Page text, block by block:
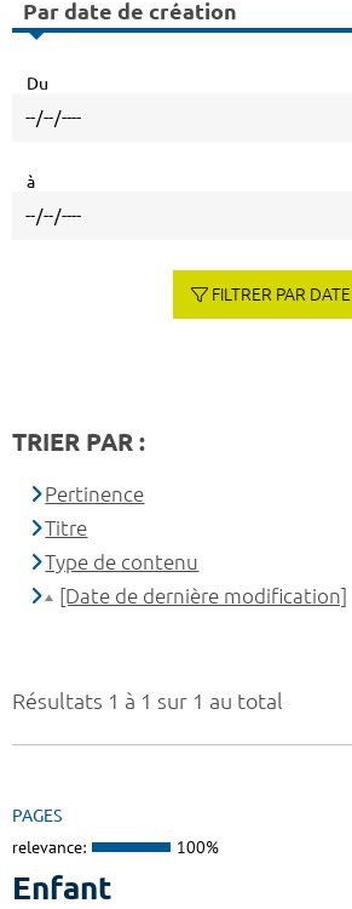
Résultats 1 à 1 sur 1 au total
PAGES
relevance: 100%
Enfant
Par date de création
Du
à
FILTRER PAR DATE
TRIER PAR :
Pertinence
Titre
Type de contenu
[Date de dernière modification]